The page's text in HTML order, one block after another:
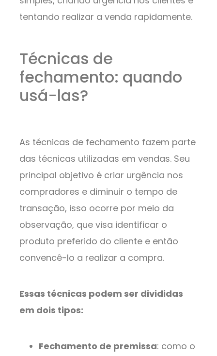
tentando realizar a venda rapidamente.
Técnicas de
fechamento: quando
usá-las?
As técnicas de fechamento fazem parte
das técnicas utilizadas em vendas. Seu
principal objetivo é criar urgência nos
compradores e diminuir o tempo de
transação, isso ocorre por meio da
observação, que visa identificar o
produto preferido do cliente e então
convencê-lo a realizar a compra.
Essas técnicas podem ser divididas
em dois tipos:
Fechamento de premissa: como o